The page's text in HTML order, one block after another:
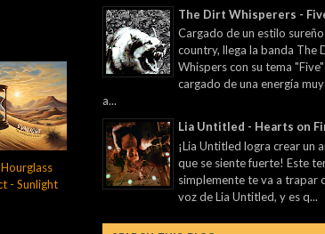
- Sunlight
The Dirt Whisperers -
Cargado de un estilo
country, llega la banda The
Whispers con su tema "Five"
cargado de una energía
a...
Lia Untitled - Hearts on
¡Lia Untitled logra crear un
que se siente fuerte! Este
simplemente te va a trapar
voz de Lia Untitled, y es q...